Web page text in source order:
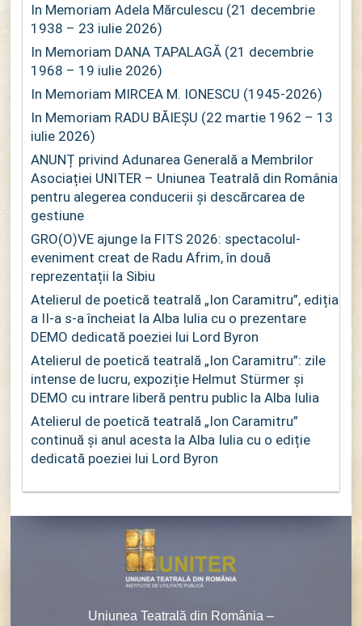
In Memoriam Adela Mărculescu (21 decembrie
1938 – 23 iulie 2026)
In Memoriam DANA TAPALAGĂ (21 decembrie
1968 – 19 iulie 2026)
In Memoriam MIRCEA M. IONESCU (1945-2026)
In Memoriam RADU BĂIEȘU (22 martie 1962 – 13
iulie 2026)
ANUNȚ privind Adunarea Generală a Membrilor
Asociației UNITER – Uniunea Teatrală din România
pentru alegerea conducerii și descărcarea de
gestiune
GRO(O)VE ajunge la FITS 2026: spectacolul-
eveniment creat de Radu Afrim, în două
reprezentații la Sibiu
Atelierul de poetică teatrală „Ion Caramitru”, ediția
a II-a s-a încheiat la Alba Iulia cu o prezentare
DEMO dedicată poeziei lui Lord Byron
Atelierul de poetică teatrală „Ion Caramitru”: zile
intense de lucru, expoziție Helmut Stürmer și
DEMO cu intrare liberă pentru public la Alba Iulia
Atelierul de poetică teatrală „Ion Caramitru”
continuă și anul acesta la Alba Iulia cu o ediție
dedicată poeziei lui Lord Byron
Uniunea Teatrală din România –